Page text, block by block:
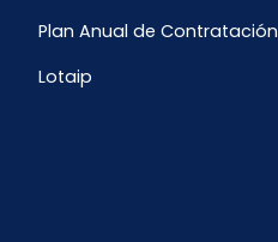
Plan Anual de Contratación
Lotaip